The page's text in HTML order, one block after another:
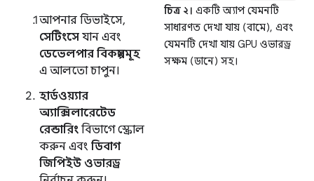
আপনার ডিভাইসে,
সেটিংসে যান এবং
ডেভেলপার বিকল্পসমূহ
এ আলতো চাপুন।
হার্ডওয়্যার
অ্যাক্সিলারেটেড
রেন্ডারিং বিভাগে স্ক্রোল
করুন এবং ডিবাগ
জিপিইউ ওভারড্র
চিত্র ২। একটি অ্যাপ যেমনটি
সাধারণত দেখা যায় (বামে), এবং
যেমনটি দেখা যায় GPU ওভারড্র
সক্ষম (ডানে) সহ।